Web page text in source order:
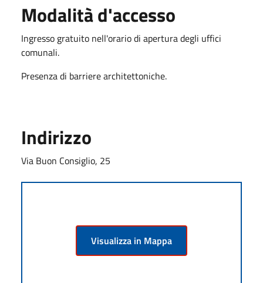
Modalità d'accesso
Ingresso gratuito nell'orario di apertura degli uffici
comunali.
Presenza di barriere architettoniche.
Indirizzo
Via Buon Consiglio, 25
Visualizza in Mappa